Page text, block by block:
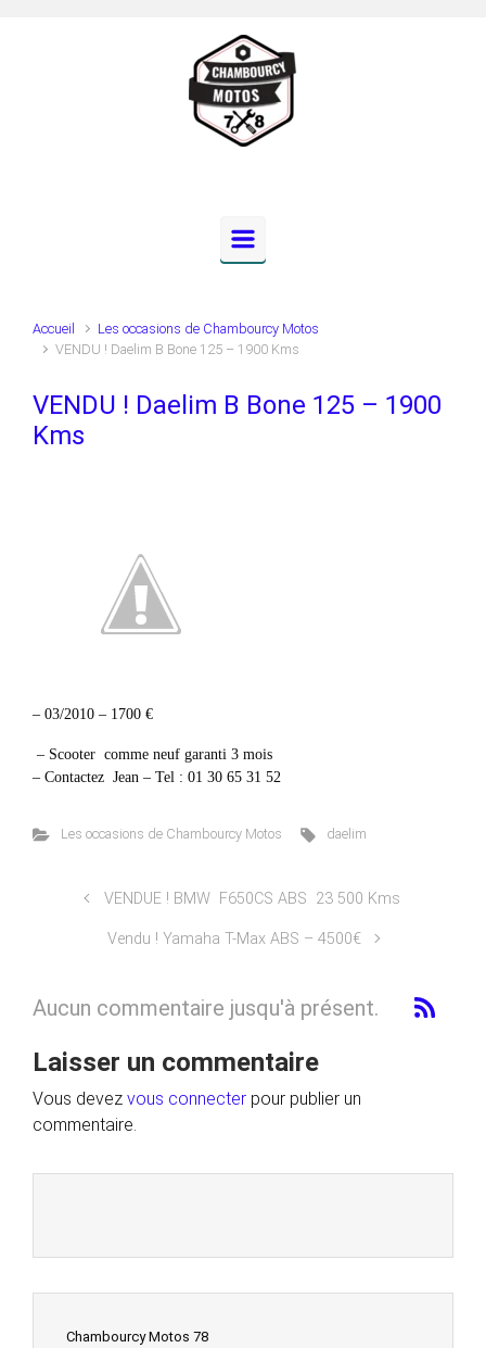
Accueil
Les occasions de Chambourcy Motos
VENDU ! Daelim B Bone 125 – 1900 Kms
VENDU ! Daelim B Bone 125 – 1900
Kms
– 03/2010 – 1700 €
– Scooter comme neuf garanti 3 mois
– Contactez Jean – Tel : 01 30 65 31 52
Les occasions de Chambourcy Motos daelim
VENDUE ! BMW F650CS ABS 23 500 Kms
Vendu ! Yamaha T-Max ABS – 4500€
Aucun commentaire jusqu'à présent.
Laisser un commentaire
Vous devez vous connecter pour publier un
commentaire.
Chambourcy Motos 78